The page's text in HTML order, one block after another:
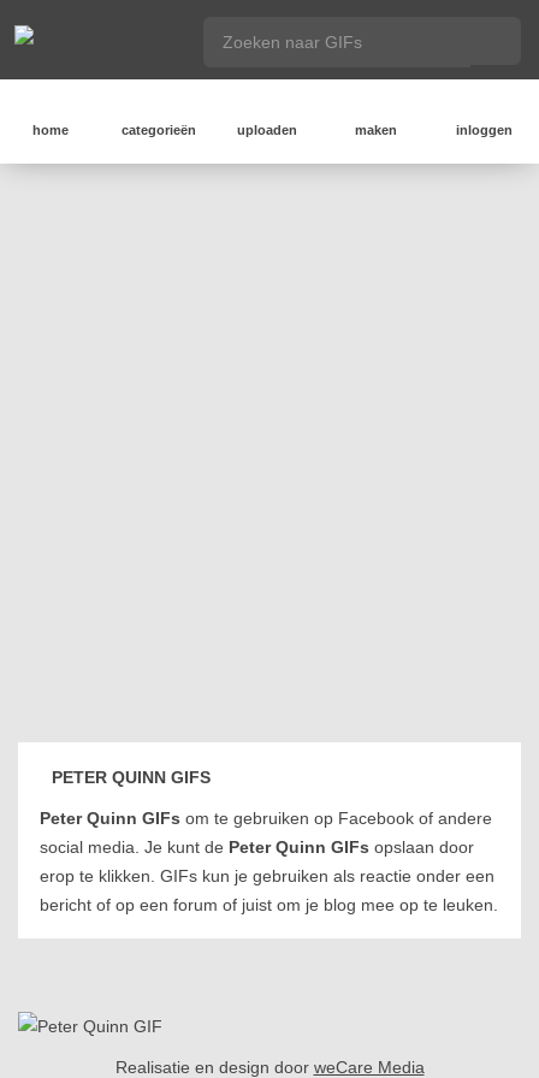
home categorieën uploaden maken inloggen
PETER QUINN GIFS
Peter Quinn GIFs om te gebruiken op Facebook of andere
social media. Je kunt de Peter Quinn GIFs opslaan door
erop te klikken. GIFs kun je gebruiken als reactie onder een
bericht of op een forum of juist om je blog mee op te leuken.
Realisatie en design door weCare Media